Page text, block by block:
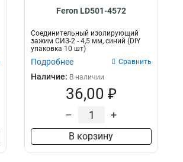
Feron LD501-4572
Соединительный изолирующий
зажим СИЗ-2 - 4,5 мм, синий (DIY
упаковка 10 шт)
Подробнее Сравнить
Наличие: В наличии
36,00 ₽
– +
В корзину